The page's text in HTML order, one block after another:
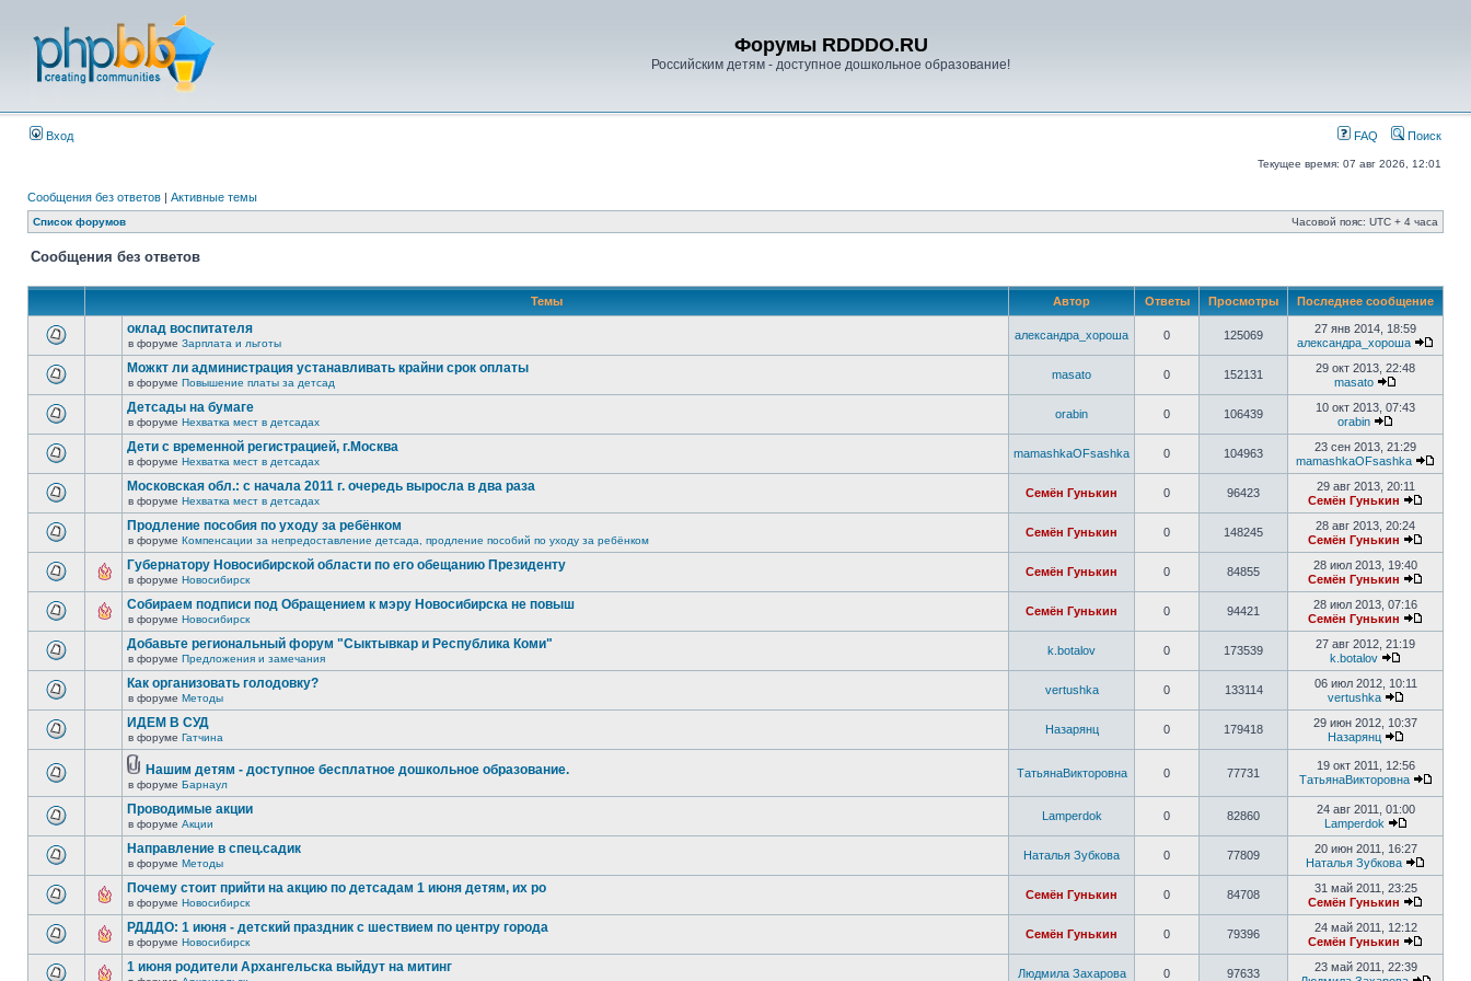
Форумы RDDDO.RU
Российским детям - доступное дошкольное образование!
Вход FAQ Поиск
Текущее время: 07 авг 2026, 12:01
Сообщения без ответов | Активные темы
Список форумов Часовой пояс: UTC + 4 часа
Сообщения без ответов
Темы Автор Ответы Просмотры Последнее сообщение
оклад воспитателя
в форуме Зарплата и льготы
александра_хороша 0 125069
27 янв 2014, 18:59
александра_хороша
Можкт ли администрация устанавливать крайни срок оплаты
в форуме Повышение платы за детсад
masato 0 152131
29 окт 2013, 22:48
masato
Детсады на бумаге
в форуме Нехватка мест в детсадах
orabin 0 106439
10 окт 2013, 07:43
orabin
Дети с временной регистрацией, г.Москва
в форуме Нехватка мест в детсадах
mamashkaOFsashka 0 104963
23 сен 2013, 21:29
mamashkaOFsashka
Московская обл.: с начала 2011 г. очередь выросла в два раза
в форуме Нехватка мест в детсадах
Семён Гунькин 0 96423
29 авг 2013, 20:11
Семён Гунькин
Продление пособия по уходу за ребёнком
в форуме Компенсации за непредоставление детсада, продление пособий по уходу за ребёнком
Семён Гунькин 0 148245
28 авг 2013, 20:24
Семён Гунькин
Губернатору Новосибирской области по его обещанию Президенту
в форуме Новосибирск
Семён Гунькин 0 84855
28 июл 2013, 19:40
Семён Гунькин
Собираем подписи под Обращением к мэру Новосибирска не повыш
в форуме Новосибирск
Семён Гунькин 0 94421
28 июл 2013, 07:16
Семён Гунькин
Добавьте региональный форум "Сыктывкар и Республика Коми"
в форуме Предложения и замечания
k.botalov 0 173539
27 авг 2012, 21:19
k.botalov
Как организовать голодовку?
в форуме Методы
vertushka 0 133114
06 июл 2012, 10:11
vertushka
ИДЕМ В СУД
в форуме Гатчина
Назарянц 0 179418
29 июн 2012, 10:37
Назарянц
Нашим детям - доступное бесплатное дошкольное образование.
в форуме Барнаул
ТатьянаВикторовна 0 77731
19 окт 2011, 12:56
ТатьянаВикторовна
Проводимые акции
в форуме Акции
Lamperdok 0 82860
24 авг 2011, 01:00
Lamperdok
Направление в спец.садик
в форуме Методы
Наталья Зубкова 0 77809
20 июн 2011, 16:27
Наталья Зубкова
Почему стоит прийти на акцию по детсадам 1 июня детям, их ро
в форуме Новосибирск
Семён Гунькин 0 84708
31 май 2011, 23:25
Семён Гунькин
РДДДО: 1 июня - детский праздник с шествием по центру города
в форуме Новосибирск
Семён Гунькин 0 79396
24 май 2011, 12:12
Семён Гунькин
1 июня родители Архангельска выйдут на митинг Людмила Захарова 0 97633
23 май 2011, 22:39